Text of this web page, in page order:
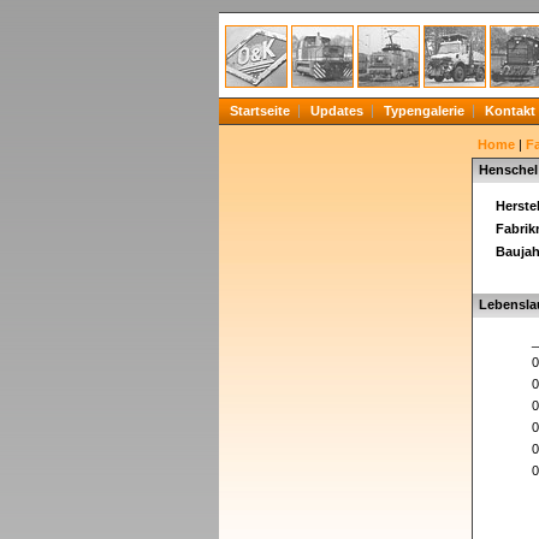
Startseite Updates Typengalerie Kontakt
Home |
Henschel